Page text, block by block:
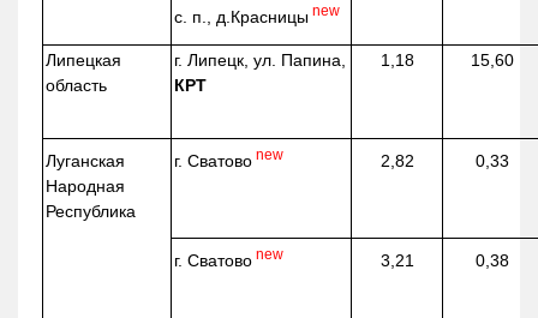
с. п., д.Красницы new
Липецкая
область
г. Липецк, ул. Папина,
КРТ
1,18 15,60
Луганская
Народная
Республика
г. Сватово new 2,82 0,33
г. Сватово new 3,21 0,38